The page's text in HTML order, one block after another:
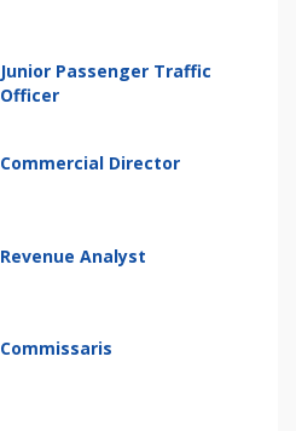
Junior Passenger Traffic
Officer
Commercial Director
Revenue Analyst
Commissaris